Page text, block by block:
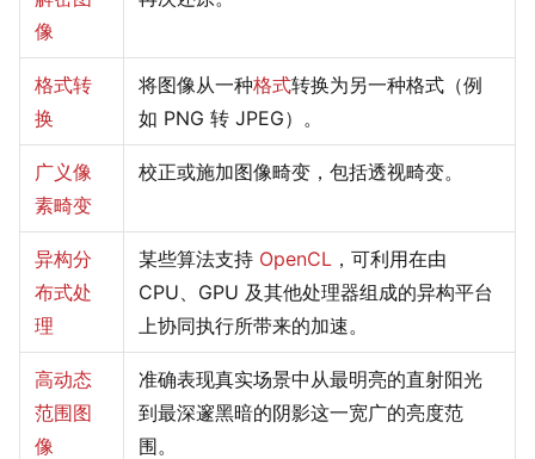
像
格式转
换
将图像从一种格式转换为另一种格式（例
如 PNG 转 JPEG）。
广义像
素畸变
校正或施加图像畸变，包括透视畸变。
异构分
布式处
理
某些算法支持 OpenCL ，可利用在由
CPU、GPU 及其他处理器组成的异构平台
上协同执行所带来的加速。
高动态
范围图
像
准确表现真实场景中从最明亮的直射阳光
到最深邃黑暗的阴影这一宽广的亮度范
围。